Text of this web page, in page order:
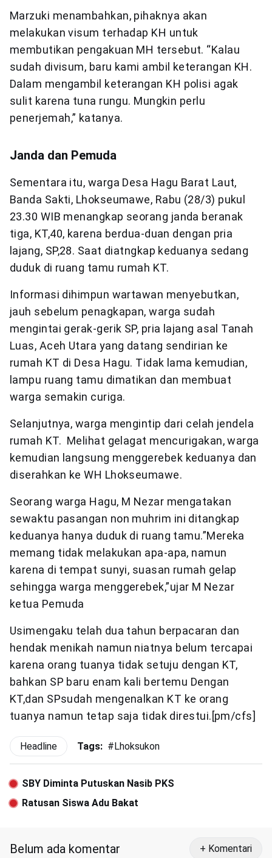
Marzuki menambahkan, pihaknya akan
melakukan visum terhadap KH untuk
membutikan pengakuan MH tersebut. “Kalau
sudah divisum, baru kami ambil keterangan KH.
Dalam mengambil keterangan KH polisi agak
sulit karena tuna rungu. Mungkin perlu
penerjemah,” katanya.
Janda dan Pemuda
Sementara itu, warga Desa Hagu Barat Laut,
Banda Sakti, Lhokseumawe, Rabu (28/3) pukul
23.30 WIB menangkap seorang janda beranak
tiga, KT,40, karena berdua-duan dengan pria
lajang, SP,28. Saat diatngkap keduanya sedang
duduk di ruang tamu rumah KT.
Informasi dihimpun wartawan menyebutkan,
jauh sebelum penagkapan, warga sudah
mengintai gerak-gerik SP, pria lajang asal Tanah
Luas, Aceh Utara yang datang sendirian ke
rumah KT di Desa Hagu. Tidak lama kemudian,
lampu ruang tamu dimatikan dan membuat
warga semakin curiga.
Selanjutnya, warga mengintip dari celah jendela
rumah KT. Melihat gelagat mencurigakan, warga
kemudian langsung menggerebek keduanya dan
diserahkan ke WH Lhokseumawe.
Seorang warga Hagu, M Nezar mengatakan
sewaktu pasangan non muhrim ini ditangkap
keduanya hanya duduk di ruang tamu.”Mereka
memang tidak melakukan apa-apa, namun
karena di tempat sunyi, suasan rumah gelap
sehingga warga menggerebek,”ujar M Nezar
ketua Pemuda
Usimengaku telah dua tahun berpacaran dan
hendak menikah namun niatnya belum tercapai
karena orang tuanya tidak setuju dengan KT,
bahkan SP baru enam kali bertemu Dengan
KT,dan SPsudah mengenalkan KT ke orang
tuanya namun tetap saja tidak direstui.[pm/cfs]
Headline Tags: # Lhoksukon
SBY Diminta Putuskan Nasib PKS
Ratusan Siswa Adu Bakat
Belum ada komentar + Komentari